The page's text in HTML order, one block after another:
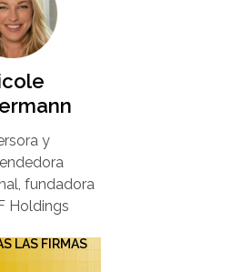
y
fundadora
Holdings
LAS FIRMAS